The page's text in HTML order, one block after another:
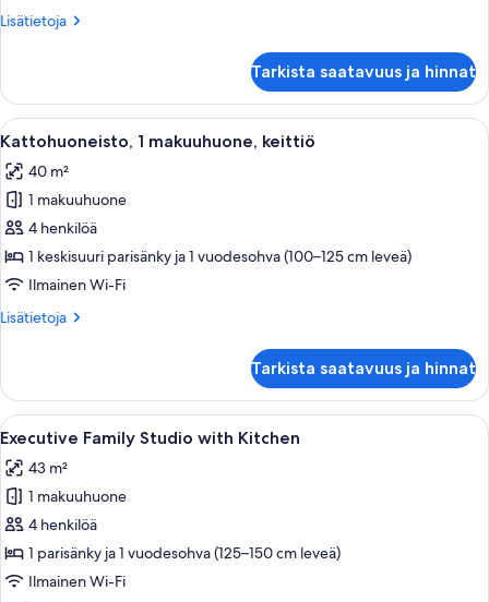
Lisätietoja
Lisätietoja
Kitchen
Tarkista saatavuus ja hinnat
Avaa
kaikki
huonetyypin
Kattohuoneisto,
1
makuuhuone,
keittiö
Hotellihuone, jossa on sänky,
12
Kattohuoneisto, 1 makuuhuone, keittiö
40 m²
1 makuuhuone
4 henkilöä
1 keskisuuri parisänky ja 1 vuodesohva (100–125 cm leveä)
Ilmainen Wi-Fi
Lisätietoja
Lisätietoja
makuuhuone,
keittiö
Tarkista saatavuus ja hinnat
Avaa
kaikki
huonetyypin
Executive
Family
Studio
with
Hotellihuone, jossa on suuri sänky,
6
Executive Family Studio with Kitchen
43 m²
1 makuuhuone
4 henkilöä
1 parisänky ja 1 vuodesohva (125–150 cm leveä)
Ilmainen Wi-Fi